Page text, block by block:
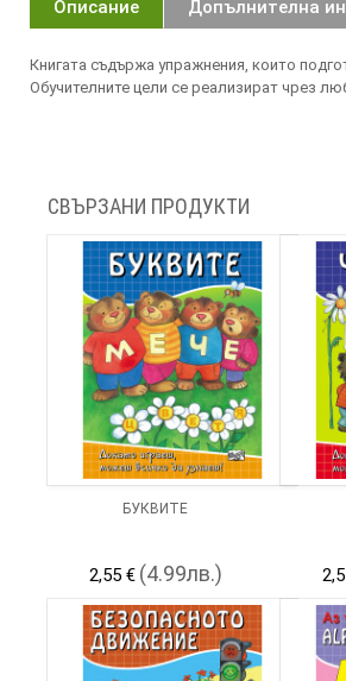
Описание Допълнителна
Книгата съдържа упражнения, които
Обучителните цели се реализират чрез
СВЪРЗАНИ ПРОДУКТИ
БУКВИТЕ
2,55 € (4.99лв.)